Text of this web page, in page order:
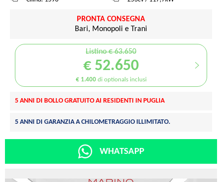
PRONTA CONSEGNA
Bari, Monopoli e Trani
Listino € 63.650
€ 52.650
€ 1.400di optionals inclusi
5 ANNI DI BOLLO GRATUITO AI RESIDENTI IN PUGLIA
5 ANNI DI GARANZIA A CHILOMETRAGGIO ILLIMITATO.
WHATSAPP